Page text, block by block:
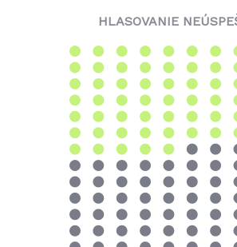
HLASOVANIE